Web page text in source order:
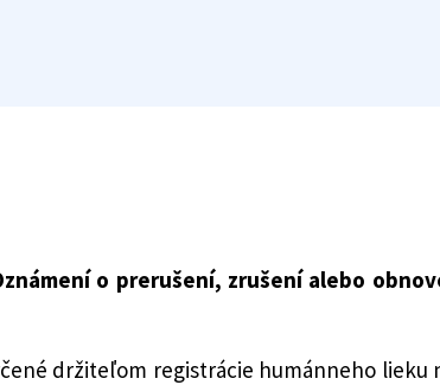
o prerušení, zrušení alebo
držiteľom registrácie humánneho lieku